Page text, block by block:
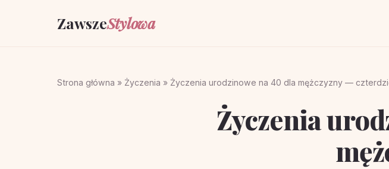
ZawszeStylowa
Strona główna » Życzenia » Życzenia urodzinowe na 40 dla mężczyzny —
Życzenia